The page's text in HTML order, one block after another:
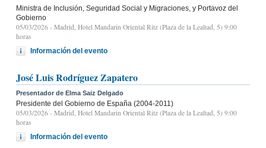
Ministra de Inclusión, Seguridad Social y Migraciones, y Portavoz del
Gobierno
05/03/2026 - Madrid, Hotel Mandarin Oriental Ritz (Plaza de la Lealtad, 5) 9:00
horas
Información del evento
José Luis Rodríguez Zapatero
Presentador de Elma Saiz Delgado
Presidente del Gobierno de España (2004-2011)
05/03/2026 - Madrid, Hotel Mandarin Oriental Ritz (Plaza de la Lealtad, 5) 9:00
horas
Información del evento